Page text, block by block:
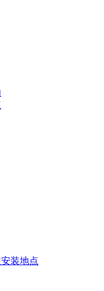
装地点